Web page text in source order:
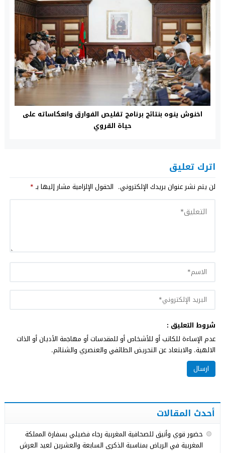
اخنوش ينوه بنتائج برنامج تقليص الفوارق وانعكاساته على
حياة القروي
اترك تعليق
لن يتم نشر عنوان بريدك الإلكتروني. الحقول الإلزامية مشار إليها بـ*
شروط التعليق :
عدم الإساءة للكاتب أو للأشخاص أو للمقدسات أو مهاجمة الأديان أو الذات
الالهية. والابتعاد عن التحريض الطائفي والعنصري والشتائم.
أحدث المقالات
حضور قوي وأنيق للصحافية المغربية رجاء فضيلي بسفارة المملكة
المغربية في الرياض بمناسبة الذكرى السابعة والعشرين لعيد العرش